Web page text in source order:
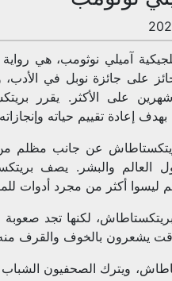
آميلي نوثومب، هي
على جائزة نوبل في
على الأكثر. يقرر
إعادة تقييم حياته
بريتكستاطاش عن جانب
حول العالم والبشر. يصف
ليسوا أكثر من مجرد أدوات
لكنها تجد صعوبة
يشعرون بالخوف والقرف
ويترك الصحفيون